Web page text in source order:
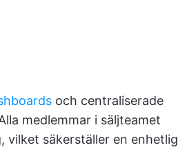
och centraliserade
medlemmar i säljteamet
vilket säkerställer en enhetlig